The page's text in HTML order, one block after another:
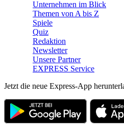
Unternehmen im Blick
Themen von A bis Z
Spiele
Quiz
Redaktion
Newsletter
Unsere Partner
EXPRESS Service
Jetzt die neue Express-App